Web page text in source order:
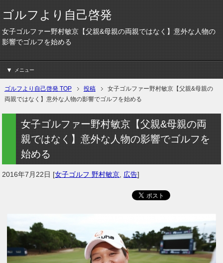
ゴルフより自己啓発
女子ゴルファー野村敏京【父親&母親の両親ではなく】意外な人物の
影響でゴルフを始める
メニュー
ゴルフより自己啓発 TOP 投稿
女子ゴルファー野村敏京【父親&母親の
両親ではなく】意外な人物の影響でゴルフを始める
女子ゴルファー野村敏京【父親&母親の両
親ではなく】意外な人物の影響でゴルフを
始める
2016年7月22日 [女子ゴルフ 野村敏京 広告]